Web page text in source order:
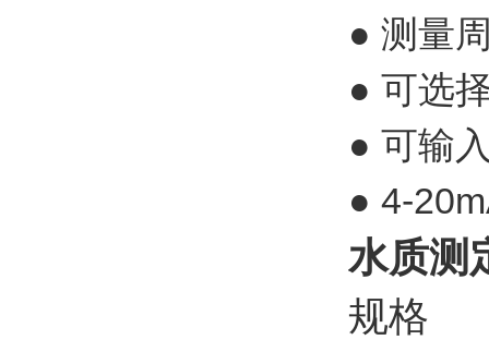
● 测量
● 可选
● 可输
● 4-
水质测
规格